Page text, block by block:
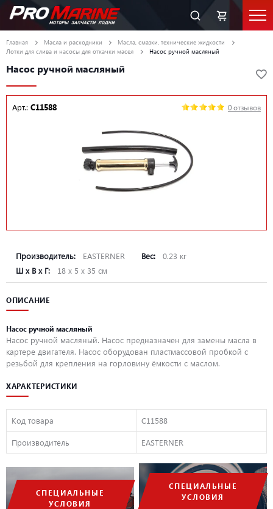
СПЕЦИАЛЬНЫЕ
УСЛОВИЯ
СПЕЦИАЛЬНЫЕ
УСЛОВИЯ
Главная Масла и расходники
Масла, смазки, технические жидкости
Лотки для слива и насосы для откачки масел
Насос ручной масляный
Насос ручной масляный
Арт.: C11588 0 отзывов
Производитель: EASTERNER Вес:
0.23 кг
Ш х В х Г:
18 х 5 х 35 см
ОПИСАНИЕ
Насос ручной масляный
Насос ручной масляный. Насос предназначен для замены масла в
картере двигателя. Насос оборудован пластмассовой пробкой с
резьбой для крепления на горловину ёмкости с маслом.
ХАРАКТЕРИСТИКИ
Код товара C11588
Производитель EASTERNER